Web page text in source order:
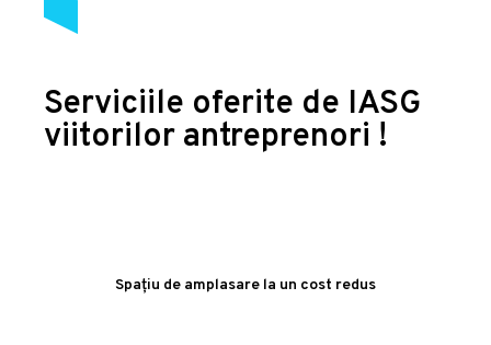
Serviciile oferite de IASG
viitorilor antreprenori !
Spațiu de amplasare la un cost redus